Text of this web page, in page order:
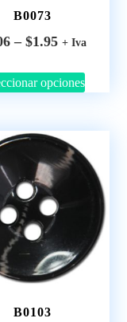
B0073
– $1.95 + Iva
opciones
B0103